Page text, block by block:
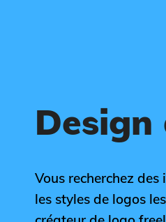
Vous recherchez
les styles de logos